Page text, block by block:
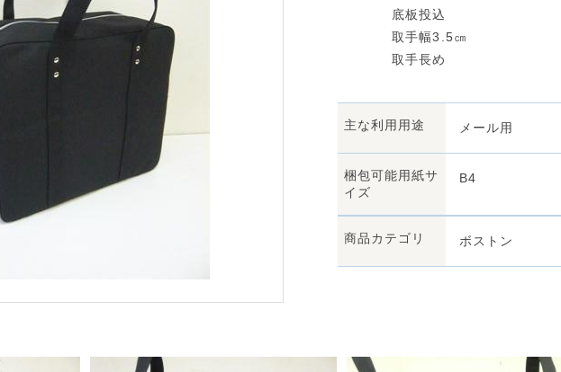
底板投込
取手幅3.5㎝
取手長め
主な利用用途 メール用
梱包可能用紙サ
イズ
B4
商品カテゴリ ボストン